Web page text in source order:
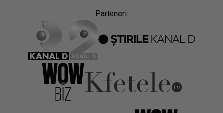
Parteneri: